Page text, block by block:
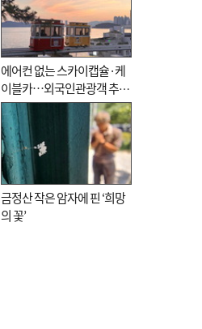
에어컨 없는 스카이캡슐·케
이블카…외국인관광객 추억
대신 고역 될라
금정산 작은 암자에 핀 ‘희망
의 꽃’